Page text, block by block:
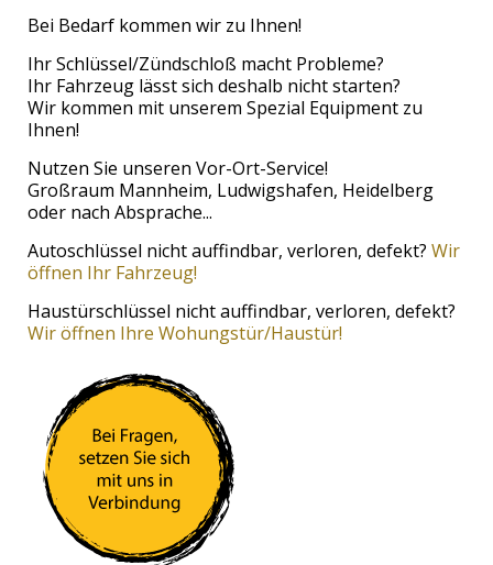
Bei Bedarf kommen wir zu Ihnen!
Ihr Schlüssel/Zündschloß macht Probleme?
Ihr Fahrzeug lässt sich deshalb nicht starten?
Wir kommen mit unserem Spezial Equipment zu
Ihnen!
Nutzen Sie unseren Vor-Ort-Service!
Großraum Mannheim, Ludwigshafen, Heidelberg
oder nach Absprache...
Autoschlüssel nicht auffindbar, verloren, defekt? Wir
öffnen Ihr Fahrzeug!
Haustürschlüssel nicht auffindbar, verloren, defekt?
Wir öffnen Ihre Wohungstür/Haustür!